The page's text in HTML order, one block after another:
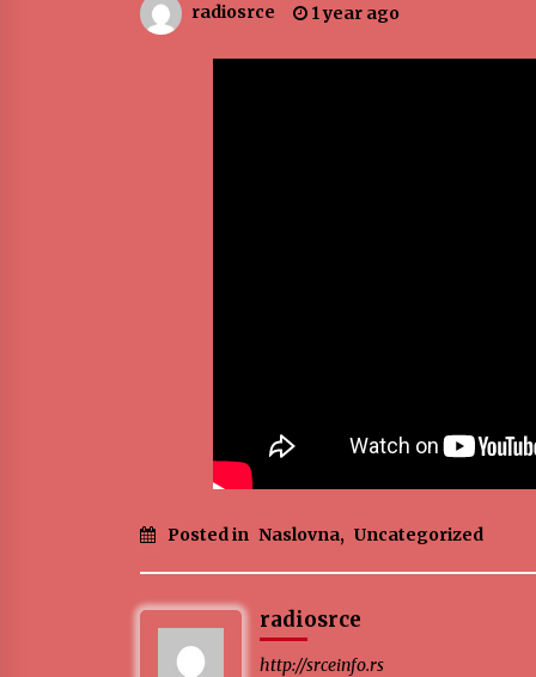
radiosrce 1 year ago
Posted in Naslovna, Uncategorized
radiosrce
http://srceinfo.rs